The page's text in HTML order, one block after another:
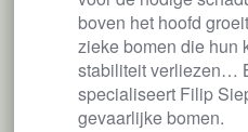
boven het hoofd
zieke bomen die hun
stabiliteit verliezen…
specialiseert Filip
gevaarlijke bomen.